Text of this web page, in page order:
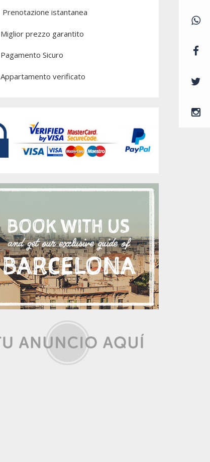
Prenotazione istantanea
Miglior prezzo garantito
Pagamento Sicuro
Appartamento verificato